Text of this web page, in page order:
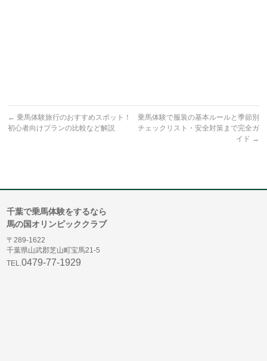
← 乗馬体験旅行のおすすめスポット！
初心者向けプランの比較など解説
乗馬体験で服装の基本ルールと季節別
チェックリスト・安全対策まで完全ガ
イド →
千葉で乗馬体験をするなら
馬の国オリンピッククラブ
〒289-1622
千葉県山武郡芝山町宝馬21-5
TEL.0479-77-1929